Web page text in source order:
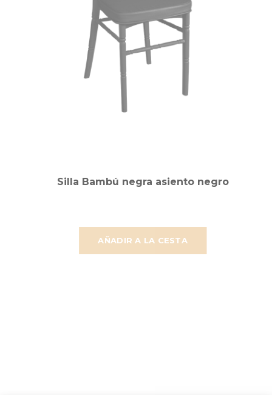
AÑADIR A LA CESTA
Silla Bambú negra asiento negro